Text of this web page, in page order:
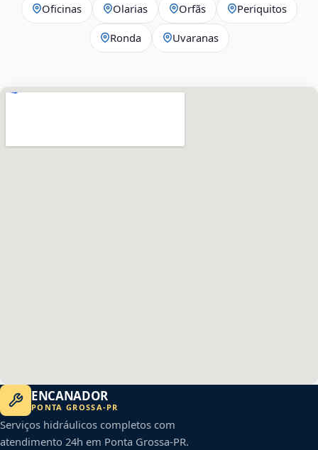
Oficinas Olarias Orfãs Periquitos
Ronda Uvaranas
ENCANADOR
PONTA GROSSA-PR
Serviços hidráulicos completos com
atendimento 24h em Ponta Grossa-PR.